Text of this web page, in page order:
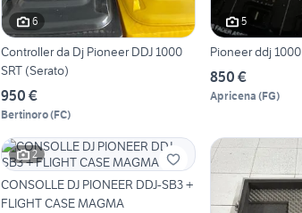
6
Controller da Dj Pioneer DDJ 1000
SRT (Serato)
950 €
Bertinoro(FC)
5
Pioneer ddj 1000
850 €
Apricena (FG)
2
CONSOLLE DJ PIONEER DDJ-SB3 +
FLIGHT CASE MAGMA